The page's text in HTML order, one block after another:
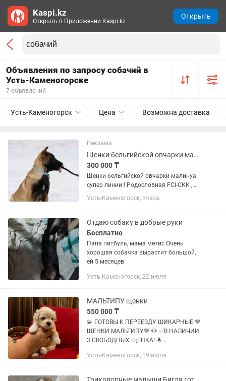
Объявления по запросу собачий в
Усть-Каменогорске
7 объявлений
Усть-Каменогорск Цена Возможна доставка
Реклама
Щенки бельгийской овчарки малинуа с родословной
300 000 ₸
Щенки бельгийской овчарки малинуа
супер линии ! Родословная FCI-СКК ,
перспектива для выставок и спорта,
оба родителя семейные квартирные
Максимус , лучшая спортивная...
Усть-Каменогорск, вчера
Отдаю собаку в добрые руки
Бесплатно
Папа питбуль, мама метис Очень
хорошая собачка вырастит большой,
ей 5 месяцев
Усть-Каменогорск, 22 июля
МАЛЬТИПУ щенки
550 000 ₸
💫 ГОТОВЫ K ПЕРЕЕЗДУ ШИКАРНЫЕ 🤎
ЩЕНКИ МАЛЬТИПУ🤎 🐶 ✅В НАЛИЧИИ
3 CBOБOДHЫX ЩЕНКА! 🌟
✅ПРAВИЛЬНАЯ CTPУКTУPА
ГИПОАЛЛЕPГЕНHAЯ. ШЕРСТЬ НЕ
Усть-Каменогорск, 19 июля
Kaspi.kz
Открыть в Приложении Kaspi.kz
Открыть